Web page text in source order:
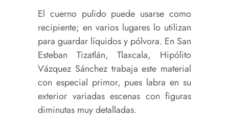
El cuerno pulido puede usarse como
recipiente; en varios lugares lo utilizan
para guardar líquidos y pólvora. En San
Esteban Tizatlán, Tlaxcala, Hipólito
Vázquez Sánchez trabaja este material
con especial primor, pues labra en su
exterior variadas escenas con figuras
diminutas muy detalladas.